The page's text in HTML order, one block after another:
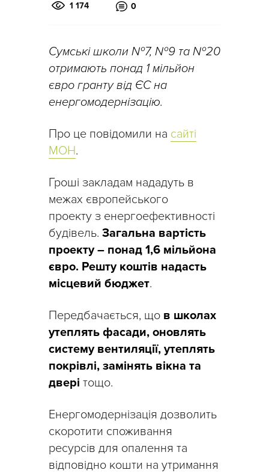
1 174 0
Сумські школи №7, №9 та №20
отримають понад 1 мільйон
євро гранту від ЄС на
енергомодернізацію.
Про це повідомили на сайті
МОН.
Гроші закладам нададуть в
межах європейського
проекту з енергоефективності
будівель. Загальна вартість
проекту – понад 1,6 мільйона
євро. Решту коштів надасть
місцевий бюджет.
Передбачається, що в школах
утеплять фасади, оновлять
систему вентиляції, утеплять
покрівлі, замінять вікна та
двері тощо.
Енергомодернізація дозволить
скоротити споживання
ресурсів для опалення та
відповідно кошти на утримання